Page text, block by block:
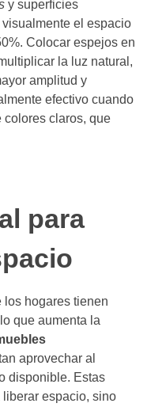
y superficies
el espacio
Colocar espejos en
la luz natural,
amplitud y
efectivo cuando
colores claros, que
para
los hogares tienen
que aumenta la
aprovechar al
disponible. Estas
espacio, sino